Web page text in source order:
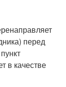
перед
в качестве